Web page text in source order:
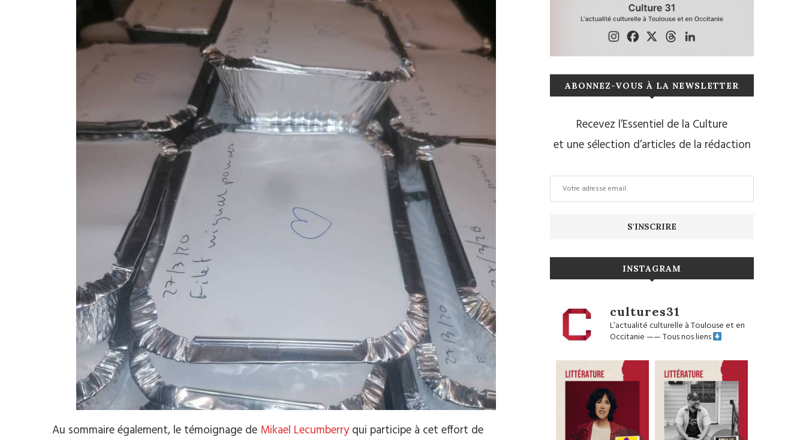
Au sommaire également, le témoignage de Mikael Lecumberryqui participe à cet effort de
ABONNEZ-VOUS À LA NEWSLETTER
Recevez l’Essentiel de la Culture
et une sélection d’articles de la rédaction
INSTAGRAM
cultures31
L’actualité culturelle à Toulouse et en
Occitanie——Tous nos liens